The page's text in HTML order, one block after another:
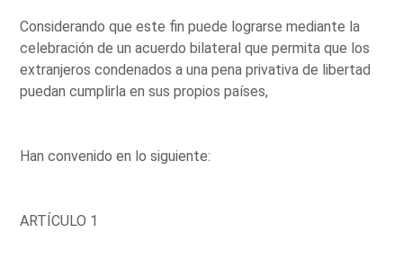
Considerando que este fin puede lograrse mediante la
celebración de un acuerdo bilateral que permita que los
extranjeros condenados a una pena privativa de libertad
puedan cumplirla en sus propios países,
Han convenido en lo siguiente:
ARTÍCULO 1